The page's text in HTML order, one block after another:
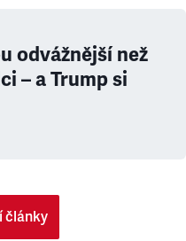
odvážnější než
– a Trump si
články